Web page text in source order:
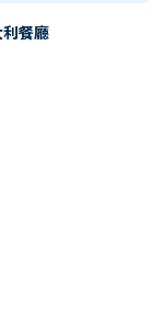
餐廳